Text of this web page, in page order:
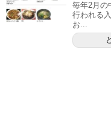
毎年2月の
行われる
お...